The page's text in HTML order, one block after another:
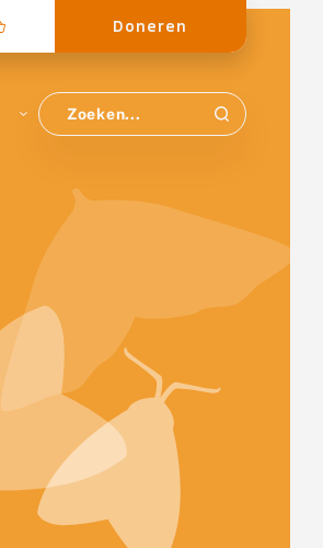
Doneren